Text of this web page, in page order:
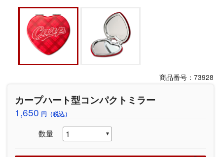
商品番号：73928
カープハート型コンパクトミラー
1,650 円（税込）
数量